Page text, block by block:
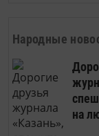
Народные
на